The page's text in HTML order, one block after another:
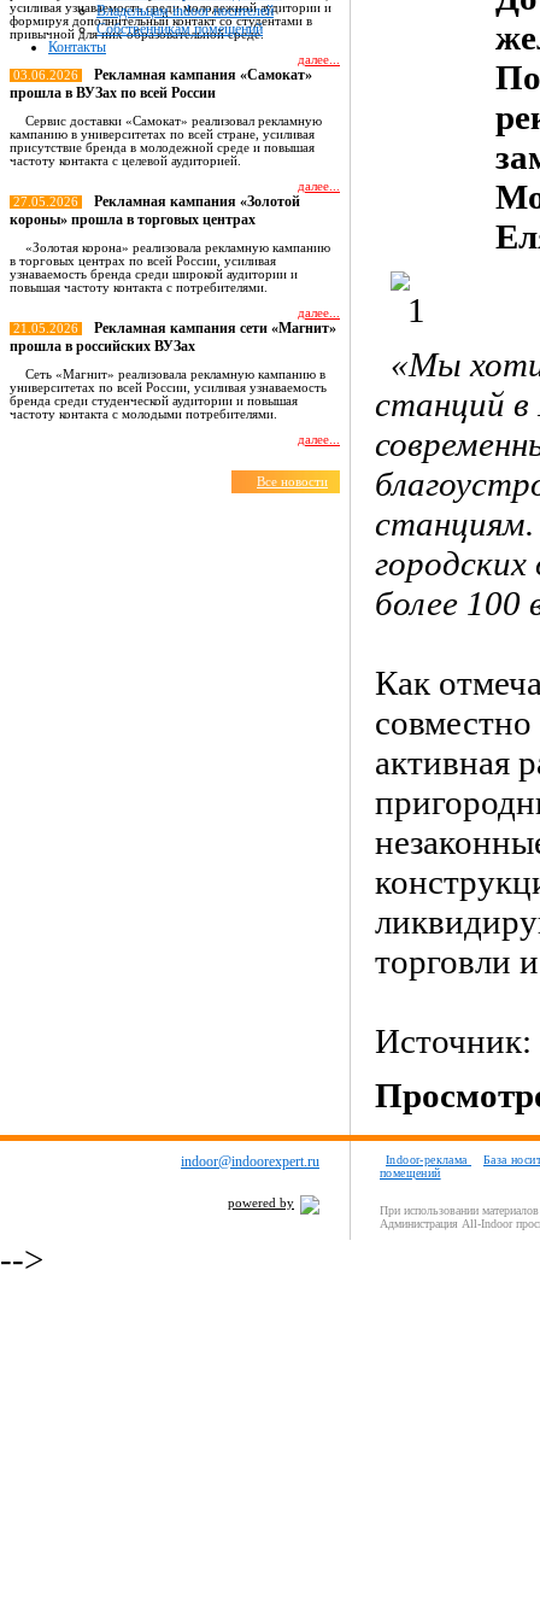
Владельцам indoor носителей
Собственникам помещений
Контакты
усиливая узнаваемость среди молодежной аудитории и
формируя дополнительный контакт со студентами в
привычной для них образовательной среде.
далее...
03.06.2026
Рекламная кампания «Самокат»
прошла в ВУЗах по всей России
Сервис доставки «Самокат» реализовал рекламную
кампанию в университетах по всей стране, усиливая
присутствие бренда в молодежной среде и повышая
частоту контакта с целевой аудиторией.
далее...
27.05.2026
Рекламная кампания «Золотой
короны» прошла в торговых центрах
«Золотая корона» реализовала рекламную кампанию
в торговых центрах по всей России, усиливая
узнаваемость бренда среди широкой аудитории и
повышая частоту контакта с потребителями.
далее...
21.05.2026
Рекламная кампания сети «Магнит»
прошла в российских ВУЗах
Сеть «Магнит» реализовала рекламную кампанию в
университетах по всей России, усиливая узнаваемость
бренда среди студенческой аудитории и повышая
частоту контакта с молодыми потребителями.
далее...
Все новости
«Мы
станций в
станциям.
более 100
Как
активная
торговли
Источник:
indoor@indoorexpert.ru
powered by
Indoor-реклама
База
помещений
При использовании
Администрация All-Indoor
-->